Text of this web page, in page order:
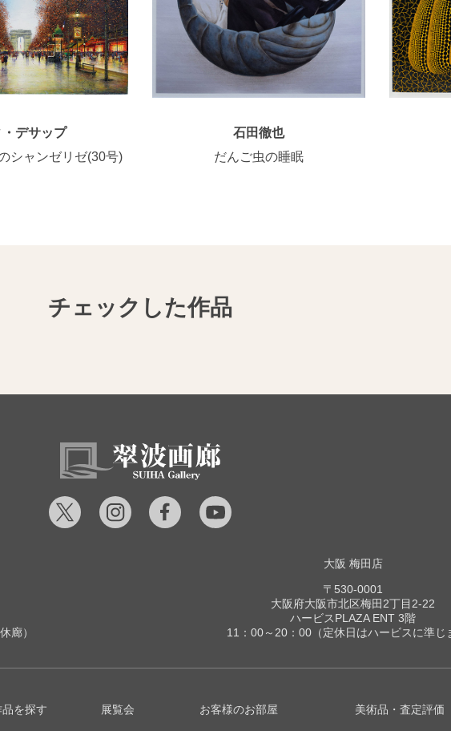
・デサップ
シャンゼリゼ(30号)
石田徹也
だんご虫の睡眠
チェックした作品
廊）
大阪 梅田店
〒530-0001
大阪府大阪市北区梅田2丁目2-22
ハービスPLAZA ENT 3階
11：00～20：00（定休日はハービスに準じ
品を探す 展覧会 お客様のお部屋 美術品・査定評価